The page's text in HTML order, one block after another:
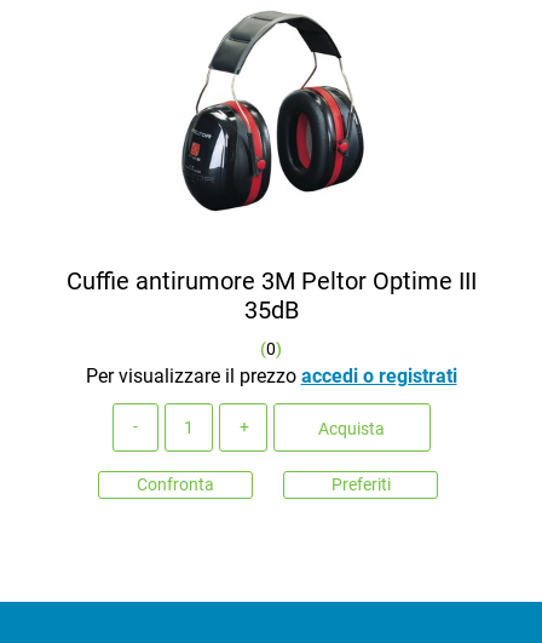
Cuffie antirumore 3M Peltor Optime III
35dB
(0)
Per visualizzare il prezzo accedi o registrati
Acquista
Confronta Preferiti